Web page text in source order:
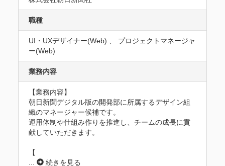
職種
UI・UXデザイナー(Web) 、 プロジェクトマネージャ
ー(Web)
業務内容
【業務内容】
朝日新聞デジタル版の開発部に所属するデザイン組
織のマネージャー候補です。
運用体制や仕組み作りを推進し、チームの成長に貢
献していただきます。
【
...
続きを見る